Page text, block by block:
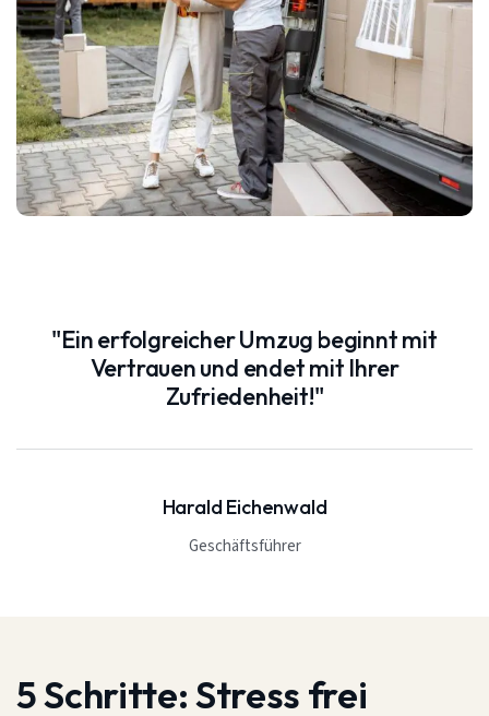
"Ein erfolgreicher Umzug beginnt mit
Vertrauen und endet mit Ihrer
Zufriedenheit!"
Harald Eichenwald
Geschäftsführer
5 Schritte:Stress frei